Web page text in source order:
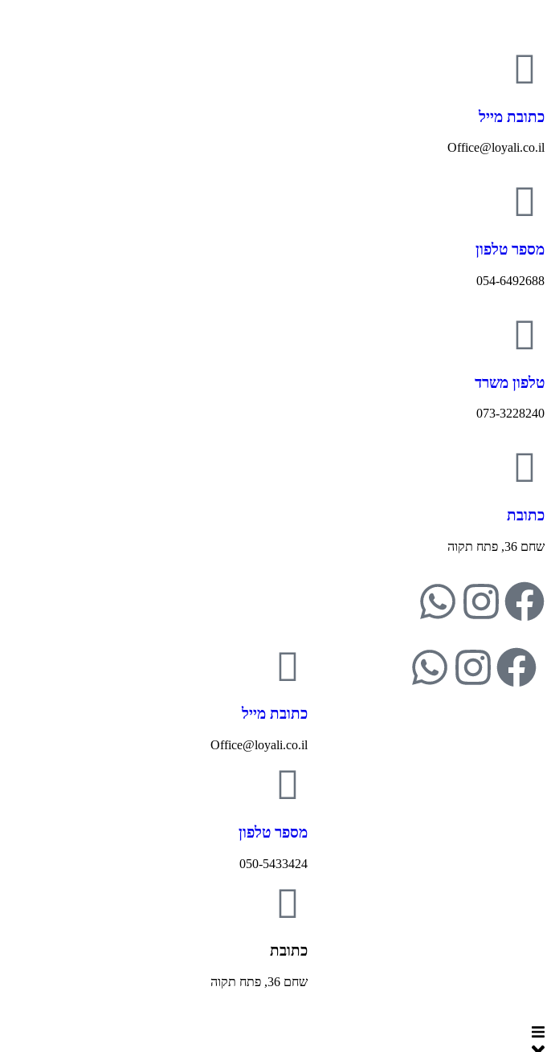
כתובת מייל
Office@loyali.co.il
מספר טלפון
054-6492688
טלפון משרד
073-3228240
כתובת
שחם 36, פתח תקוה
כתובת מייל
Office@loyali.co.il
מספר טלפון
050-5433424
כתובת
שחם 36, פתח תקוה